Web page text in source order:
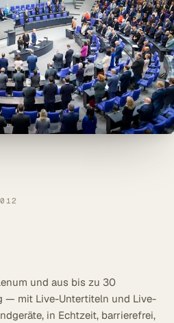
und aus bis zu 30
— mit Live-Untertiteln und Live-
in Echtzeit, barrierefrei,